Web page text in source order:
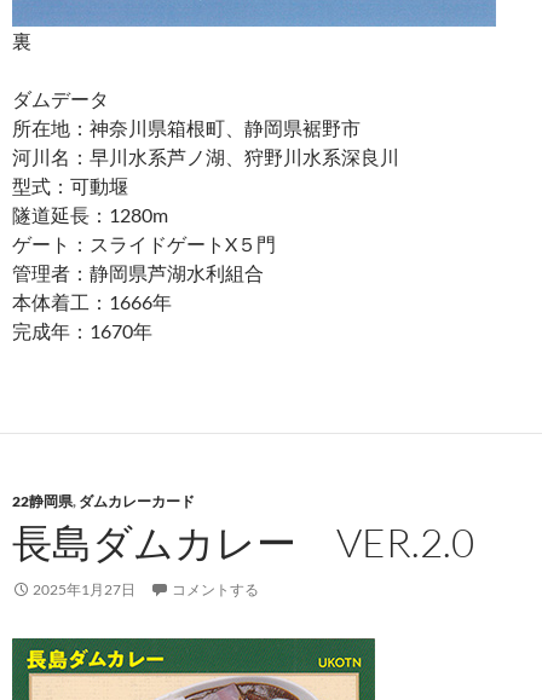
裏
ダムデータ
所在地：神奈川県箱根町、静岡県裾野市
河川名：早川水系芦ノ湖、狩野川水系深良川
型式：可動堰
隧道延長：1280m
ゲート：スライドゲートX５門
管理者：静岡県芦湖水利組合
本体着工：1666年
完成年：1670年
22静岡県, ダムカレーカード
長島ダムカレー VER.2.0
2025年1月27日 コメントする